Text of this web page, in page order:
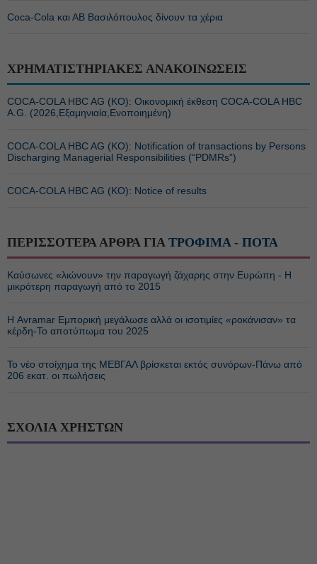
Coca-Cola και ΑΒ Βασιλόπουλος δίνουν τα χέρια
ΧΡΗΜΑΤΙΣΤΗΡΙΑΚΕΣ ΑΝΑΚΟΙΝΩΣΕΙΣ
COCA-COLA HBC AG (ΚΟ): Οικονομική έκθεση COCA-COLA HBC
A.G. (2026,Εξαμηνιαία,Ενοποιημένη)
COCA-COLA HBC AG (ΚΟ): Notification of transactions by Persons
Discharging Managerial Responsibilities (“PDMRs”)
COCA-COLA HBC AG (ΚΟ): Notice of results
ΠΕΡΙΣΣΟΤΕΡΑ ΑΡΘΡΑ ΓΙΑ ΤΡΟΦΙΜΑ - ΠΟΤΑ
Καύσωνες «λιώνουν» την παραγωγή ζάχαρης στην Ευρώπη - Η
μικρότερη παραγωγή από το 2015
Η Avramar Εμπορική μεγάλωσε αλλά οι ισοτιμίες «ροκάνισαν» τα
κέρδη-Το αποτύπωμα του 2025
Το νέο στοίχημα της ΜΕΒΓΑΛ βρίσκεται εκτός συνόρων-Πάνω από
206 εκατ. οι πωλήσεις
ΣΧΟΛΙΑ ΧΡΗΣΤΩΝ